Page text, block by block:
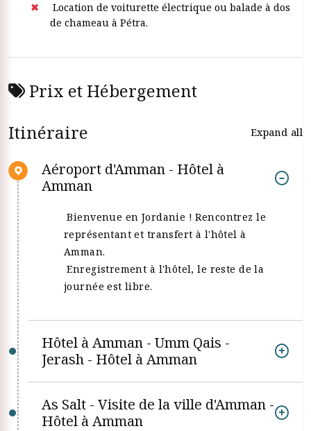
Location de voiturette électrique ou balade à dos
de chameau à Pétra.
Prix et Hébergement
Itinéraire
Expand all
Aéroport d'Amman - Hôtel à
Amman
Bienvenue en Jordanie ! Rencontrez le
représentant et transfert à l'hôtel à
Amman.
Enregistrement à l'hôtel, le reste de la
journée est libre.
Hôtel à Amman - Umm Qais -
Jerash - Hôtel à Amman
As Salt - Visite de la ville d'Amman -
Hôtel à Amman